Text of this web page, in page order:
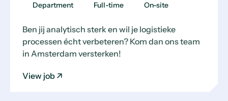
Department Full-time On-site
Ben jij analytisch sterk en wil je logistieke
processen écht verbeteren? Kom dan ons team
in Amsterdam versterken!
View job